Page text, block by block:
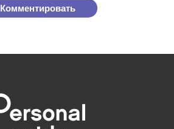
Комментировать